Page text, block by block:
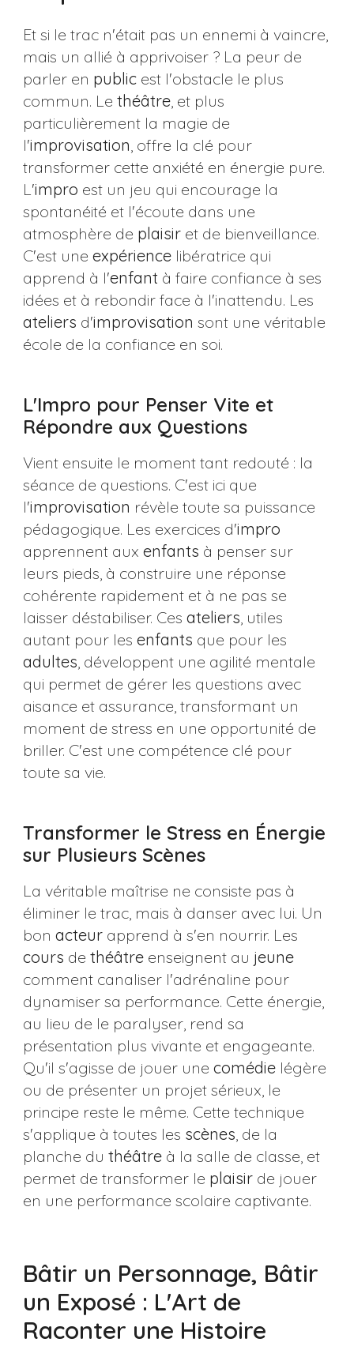
Et si le trac n'était pas un ennemi à vaincre,
mais un allié à apprivoiser ? La peur de
parler en publicest l'obstacle le plus
commun. Le théâtre, et plus
particulièrement la magie de
l'improvisation , offre la clé pour
transformer cette anxiété en énergie pure.
L'impro est un jeu qui encourage la
spontanéité et l'écoute dans une
atmosphère de plaisiret de bienveillance.
C'est une expériencelibératrice qui
apprend à l'enfant à faire confiance à ses
idées et à rebondir face à l'inattendu. Les
ateliers d'improvisation sont une véritable
école de la confiance en soi.
L'Impro pour Penser Vite et
Répondre aux Questions
Vient ensuite le moment tant redouté : la
séance de questions. C'est ici que
l'improvisation révèle toute sa puissance
pédagogique. Les exercices d'impro
apprennent aux enfants à penser sur
leurs pieds, à construire une réponse
cohérente rapidement et à ne pas se
laisser déstabiliser. Ces ateliers , utiles
autant pour les enfants que pour les
adultes , développent une agilité mentale
qui permet de gérer les questions avec
aisance et assurance, transformant un
moment de stress en une opportunité de
briller. C'est une compétence clé pour
toute sa vie.
Transformer le Stress en Énergie
sur Plusieurs Scènes
La véritable maîtrise ne consiste pas à
éliminer le trac, mais à danser avec lui. Un
bon acteurapprend à s'en nourrir. Les
cours de théâtreenseignent au jeune
comment canaliser l'adrénaline pour
dynamiser sa performance. Cette énergie,
au lieu de le paralyser, rend sa
présentation plus vivante et engageante.
Qu'il s'agisse de jouer une comédielégère
ou de présenter un projet sérieux, le
principe reste le même. Cette technique
s'applique à toutes les scènes , de la
planche du théâtreà la salle de classe, et
permet de transformer le plaisirde jouer
en une performance scolaire captivante.
Bâtir un Personnage, Bâtir
un Exposé : L'Art de
Raconter une Histoire